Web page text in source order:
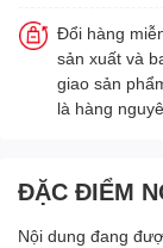
Đổi hàng
sản xuất và
giao sản
là hàng
ĐẶC ĐIỂM
Nội dung đang